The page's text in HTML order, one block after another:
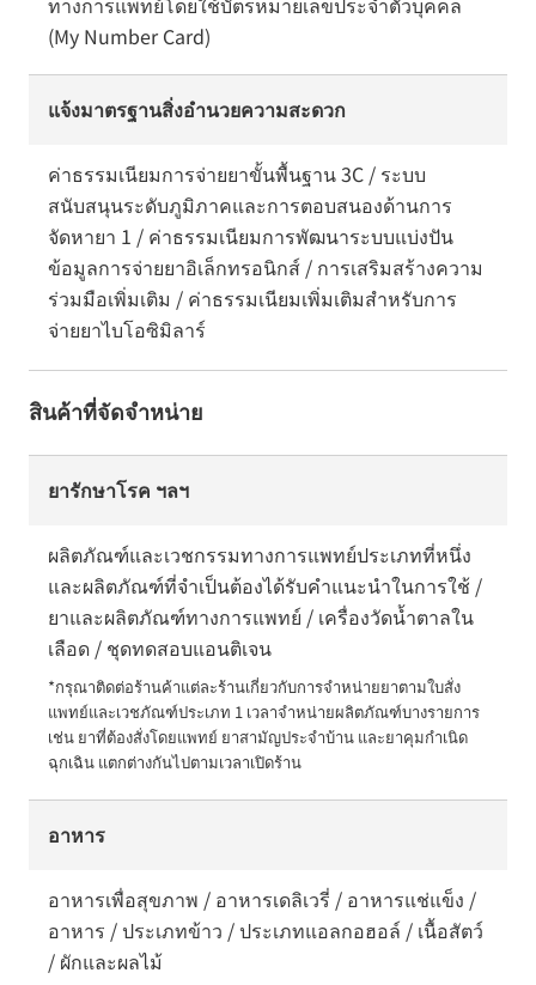
(My Number Card)
แจ้งมาตรฐานสิ่งอำนวยความสะดวก
ค่าธรรมเนียมการจ่ายยาขั้นพื้นฐาน 3C / ระบบ
สนับสนุนระดับภูมิภาคและการตอบสนองด้านการ
จัดหายา 1 / ค่าธรรมเนียมการพัฒนาระบบแบ่งปัน
ข้อมูลการจ่ายยาอิเล็กทรอนิกส์ / การเสริมสร้างความ
ร่วมมือเพิ่มเติม / ค่าธรรมเนียมเพิ่มเติมสำหรับการ
จ่ายยาไบโอซิมิลาร์
สินค้าที่จัดจำหน่าย
ยารักษาโรค ฯลฯ
ผลิตภัณฑ์และเวชกรรมทางการแพทย์ประเภทที่หนึ่ง
และผลิตภัณฑ์ที่จำเป็นต้องได้รับคำแนะนำในการใช้ /
ยาและผลิตภัณฑ์ทางการแพทย์ / เครื่องวัดน้ำตาลใน
เลือด / ชุดทดสอบแอนติเจน
*กรุณาติดต่อร้านค้าแต่ละร้านเกี่ยวกับการจำหน่ายยาตามใบสั่ง
แพทย์และเวชภัณฑ์ประเภท 1 เวลาจำหน่ายผลิตภัณฑ์บางรายการ
เช่น ยาที่ต้องสั่งโดยแพทย์ ยาสามัญประจำบ้าน และยาคุมกำเนิด
ฉุกเฉิน แตกต่างกันไปตามเวลาเปิดร้าน
อาหาร
อาหารเพื่อสุขภาพ / อาหารเดลิเวรี่ / อาหารแช่แข็ง /
อาหาร / ประเภทข้าว / ประเภทแอลกอฮอล์ / เนื้อสัตว์
/ ผักและผลไม้